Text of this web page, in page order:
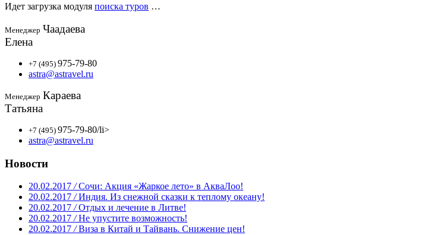
Идет загрузка модуля поиска туров …
Менеджер Чаадаева
Елена
+7 (495) 975-79-80
astra@astravel.ru
Менеджер Караева
Татьяна
+7 (495) 975-79-80/li>
astra@astravel.ru
Новости
20.02.2017 / Сочи: Акция «Жаркое лето» в АкваЛоо!
20.02.2017 / Индия. Из снежной сказки к теплому океану!
20.02.2017 / Отдых и лечение в Литве!
20.02.2017 / Не упустите возможность!
20.02.2017 / Виза в Китай и Тайвань. Снижение цен!